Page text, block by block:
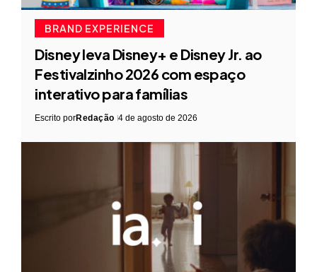
BRAND EXPERIENCE
Disney leva Disney+ e Disney Jr. ao
Festivalzinho 2026 com espaço
interativo para famílias
Escrito porRedação 4 de agosto de 2026